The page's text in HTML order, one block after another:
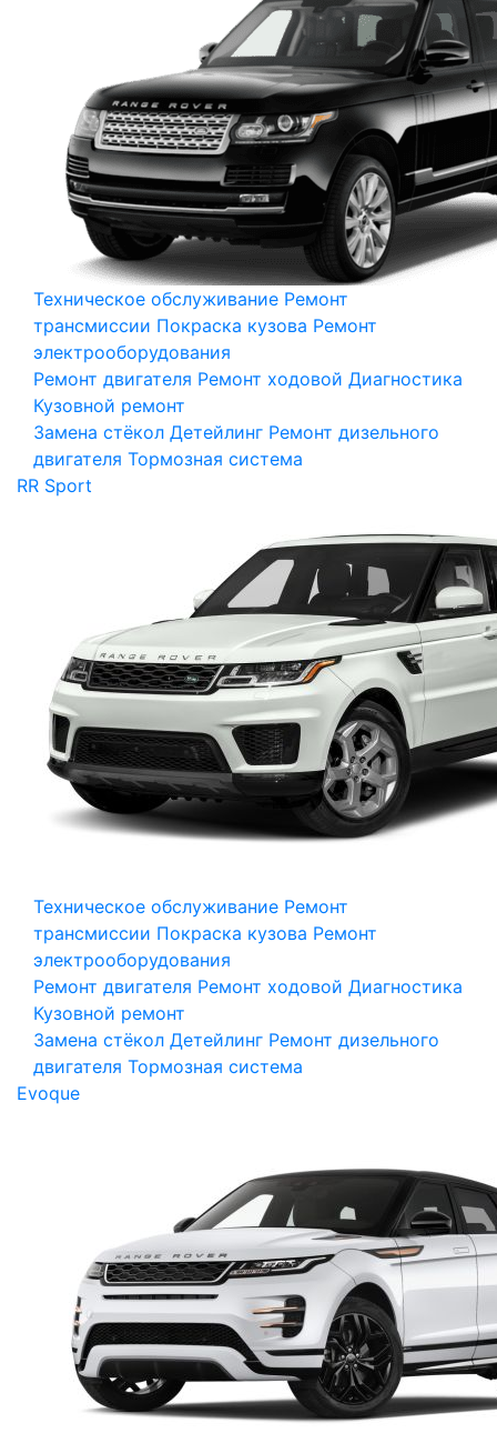
Техническое обслуживание Ремонт
трансмиссии Покраска кузова Ремонт
электрооборудования
Ремонт двигателя Ремонт ходовой Диагностика
Кузовной ремонт
Замена стёкол Детейлинг Ремонт дизельного
двигателя Тормозная система
RR Sport
Техническое обслуживание Ремонт
трансмиссии Покраска кузова Ремонт
электрооборудования
Ремонт двигателя Ремонт ходовой Диагностика
Кузовной ремонт
Замена стёкол Детейлинг Ремонт дизельного
двигателя Тормозная система
Evoque